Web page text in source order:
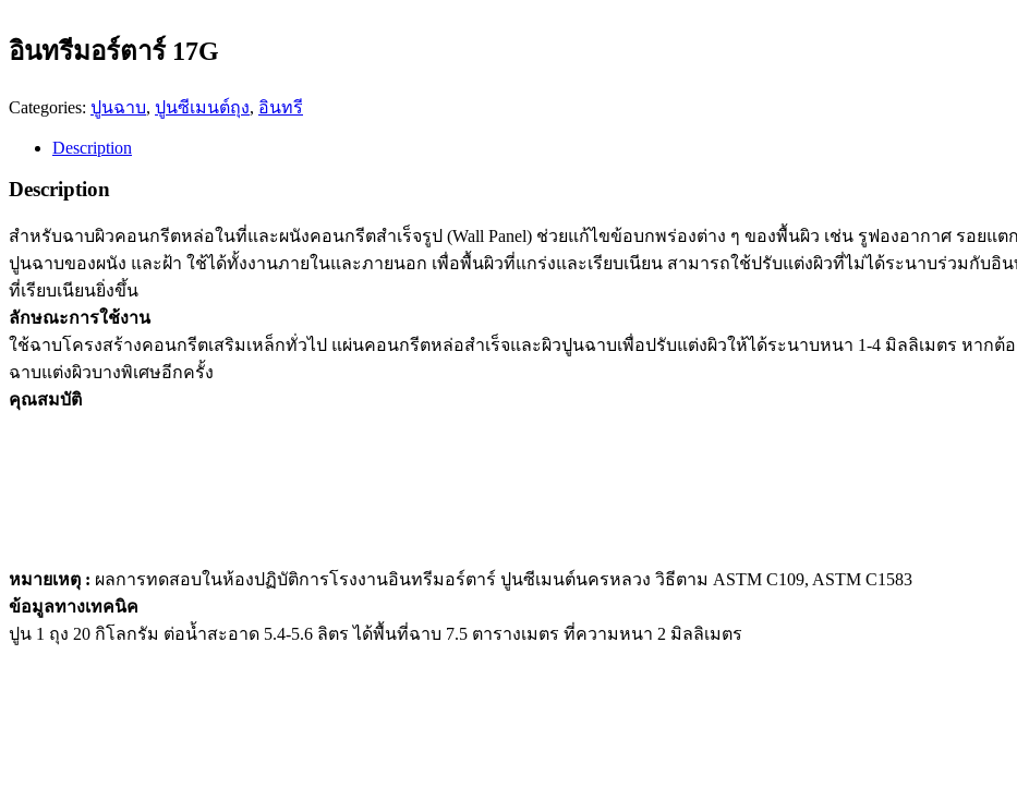
อินทรีมอร์ตาร์ 17G
Categories: ปูนฉาบ, ปูนซีเมนต์ถุง, อินทรี
Description
Description
สำหรับฉาบผิวคอนกรีตหล่อในที่และผนังคอนกรีตสำเร็จรูป (Wall Panel) ช่วยแก้ไขข้อบกพร่องต่าง ๆ ของพื้นผิว เช่น รูฟองอากาศ รอยแต
ปูนฉาบของผนัง และฝ้า ใช้ได้ทั้งงานภายในและภายนอก เพื่อพื้นผิวที่แกร่งและเรียบเนียน สามารถใช้ปรับแต่งผิวที่ไม่ได้ระนาบร่วมกับอิน
ที่เรียบเนียนยิ่งขึ้น
ลักษณะการใช้งาน
ใช้ฉาบโครงสร้างคอนกรีตเสริมเหล็กทั่วไป แผ่นคอนกรีตหล่อสำเร็จและผิวปูนฉาบเพื่อปรับแต่งผิวให้ได้ระนาบหนา 1-4 มิลลิเมตร หาก
ฉาบแต่งผิวบางพิเศษอีกครั้ง
คุณสมบัติ
หมายเหตุ : ผลการทดสอบในห้องปฏิบัติการโรงงานอินทรีมอร์ตาร์ ปูนซีเมนต์นครหลวง วิธีตาม ASTM C109, ASTM C1583
ข้อมูลทางเทคนิค
ปูน 1 ถุง 20 กิโลกรัม ต่อน้ำสะอาด 5.4-5.6 ลิตร ได้พื้นที่ฉาบ 7.5 ตารางเมตร ที่ความหนา 2 มิลลิเมตร